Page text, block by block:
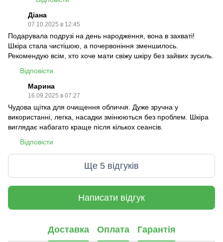
Діана
07.10.2025 в 12:45
Подарувала подрузі на день народження, вона в захваті!
Шкіра стала чистішою, а почервоніння зменшилось.
Рекомендую всім, хто хоче мати свіжу шкіру без зайвих зусиль.
Відповісти
Марина
16.09.2025 в 07:27
Чудова щітка для очищення обличчя. Дуже зручна у
використанні, легка, насадки змінюються без проблем. Шкіра
виглядає набагато краще після кількох сеансів.
Відповісти
Ще 5 відгуків
Написати відгук
Доставка Оплата Гарантія